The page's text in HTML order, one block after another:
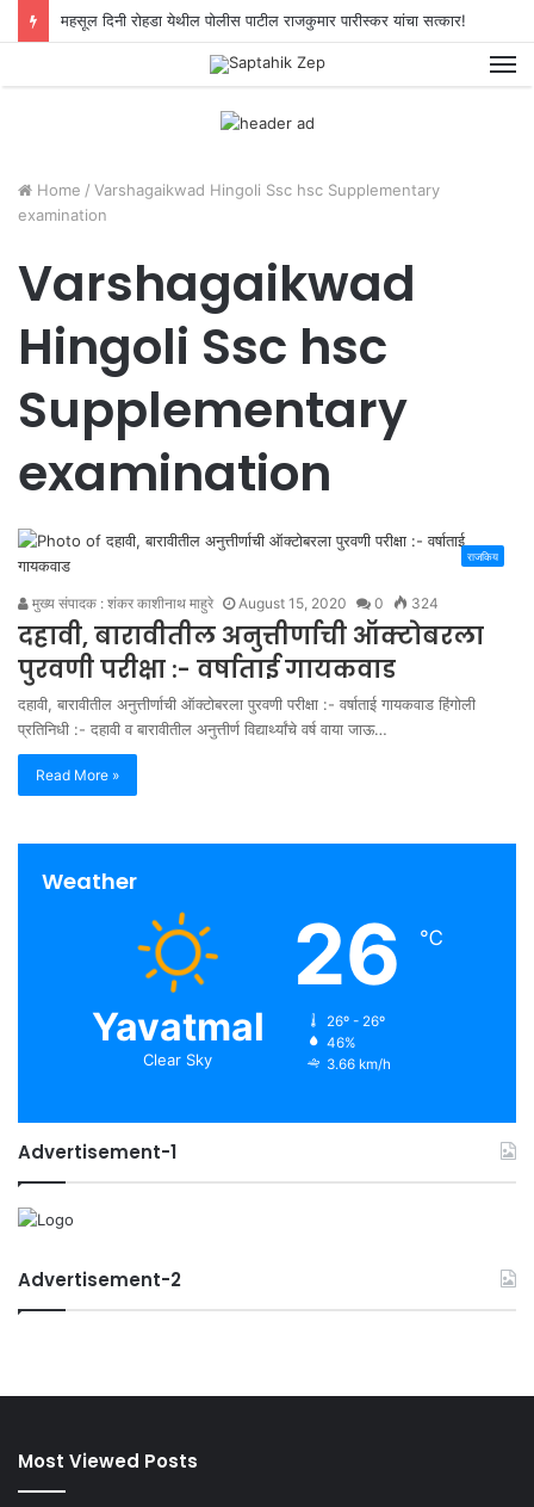
महसूल दिनी रोहडा येथील पोलीस पाटील राजकुमार पारीस्कर यांचा सत्कार!
Home / Varshagaikwad Hingoli Ssc hsc Supplementary
examination
Varshagaikwad
Hingoli Ssc hsc
Supplementary
examination
राजकिय
मुख्य संपादक : शंकर काशीनाथ माहुरे August 15, 2020 0 324
दहावी, बारावीतील अनुत्तीर्णाची ऑक्टोबरला
पुरवणी परीक्षा :- वर्षाताई गायकवाड
दहावी, बारावीतील अनुत्तीर्णाची ऑक्टोबरला पुरवणी परीक्षा :- वर्षाताई गायकवाड हिंगोली
प्रतिनिधी :- दहावी व बारावीतील अनुत्तीर्ण विद्यार्थ्यांचे वर्ष वाया जाऊ…
Read More »
Weather
Yavatmal
Clear Sky
26 ℃
26º - 26º
46%
3.66 km/h
Advertisement-1
Advertisement-2
Most Viewed Posts